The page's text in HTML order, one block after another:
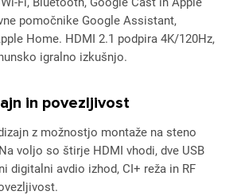
pomočnike Google Assistant,
Home. HDMI 2.1 podpira 4K/120Hz,
igralno izkušnjo.
in povezljivost
z možnostjo montaže na steno
voljo so štirje HDMI vhodi, dve USB
digitalni avdio izhod, CI+ reža in RF